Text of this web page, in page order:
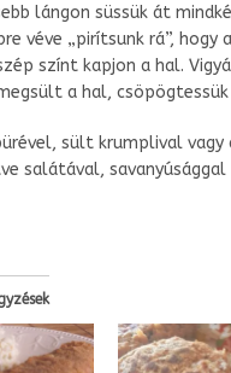
lángon süssük át
véve „pirítsunk rá”, hogy
színt kapjon a hal.
a hal,
sült krumplival vagy
salátával,